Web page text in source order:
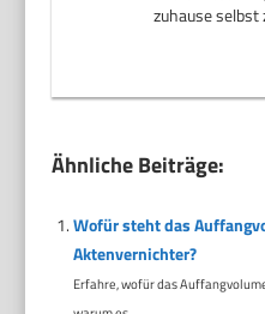
zuhause selbst
Ähnliche Beiträge:
Wofür steht das
Aktenvernichter?
Erfahre, wofür das